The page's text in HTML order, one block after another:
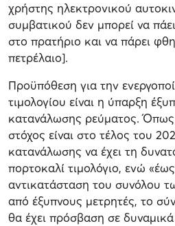
χρήστης ηλεκτρονικού
συμβατικού δεν μπορεί να
στο πρατήριο και να πάρει
πετρέλαιο].
Προϋπόθεση για την
τιμολογίου είναι η ύπαρξη
κατανάλωσης ρεύματος.
στόχος είναι στο τέλος του
κατανάλωσης να έχει τη
πορτοκαλί τιμολόγιο, ενώ
αντικατάσταση του συνόλου
από έξυπνους μετρητές, το
θα έχει πρόσβαση σε